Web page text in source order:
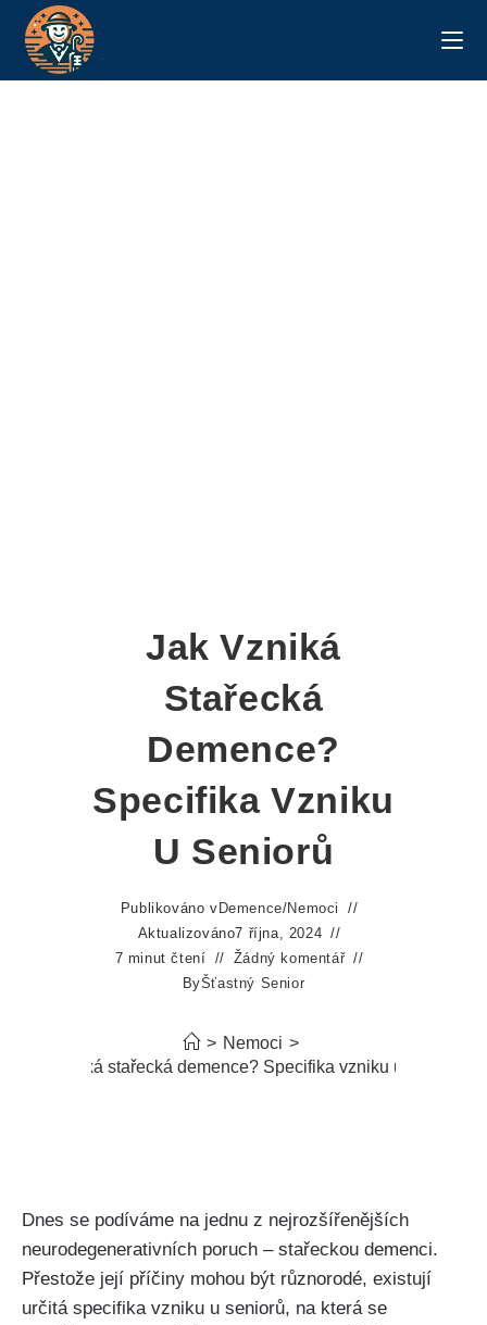
Jak Vzniká
Stařecká
Demence?
Specifika Vzniku
U Seniorů
Publikováno v Demence/Nemoci
Aktualizováno7 října, 2024
7 minut čtení
Žádný komentář
ByŠťastný Senior
> Nemoci >
Jak vzniká stařecká demence? Specifika vzniku u seniorů
Dnes se podíváme na jednu z nejrozšířenějších
neurodegenerativních poruch – stařeckou demenci.
Přestože její příčiny mohou být různorodé, existují
určitá specifika vzniku u seniorů, na která se